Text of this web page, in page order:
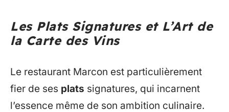
Les Plats Signatures et L’Art de
la Carte des Vins
Le restaurant Marcon est particulièrement
fier de ses plats signatures, qui incarnent
l’essence même de son ambition culinaire.